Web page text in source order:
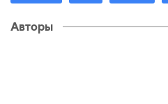
Авторы